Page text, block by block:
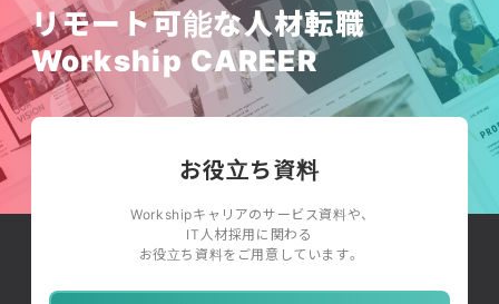
リモート可能な人材転職
Workship CAREER
お役立ち資料
Workshipキャリアのサービス資料や、
IT人材採用に関わる
お役立ち資料をご用意しています。